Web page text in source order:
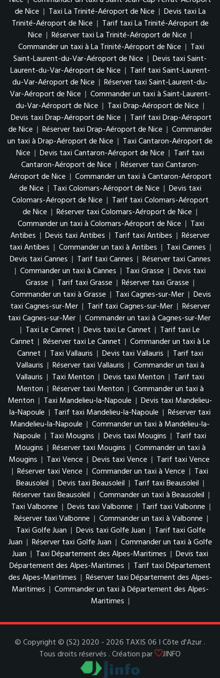
de Nice | Taxi La Trinité-Aéroport de Nice | Devis taxi La
Trinité-Aéroport de Nice | Tarif taxi La Trinité-Aéroport de
Nice | Réserver taxi La Trinité-Aéroport de Nice |
Commander un taxi à La Trinité-Aéroport de Nice | Taxi
Saint-Laurent-du-Var-Aéroport de Nice | Devis taxi Saint-
Laurent-du-Var-Aéroport de Nice | Tarif taxi Saint-Laurent-
du-Var-Aéroport de Nice | Réserver taxi Saint-Laurent-du-
Var-Aéroport de Nice | Commander un taxi à Saint-Laurent-
du-Var-Aéroport de Nice | Taxi Drap-Aéroport de Nice |
Devis taxi Drap-Aéroport de Nice | Tarif taxi Drap-Aéroport
de Nice | Réserver taxi Drap-Aéroport de Nice | Commander
un taxi à Drap-Aéroport de Nice | Taxi Cantaron-Aéroport de
Nice | Devis taxi Cantaron-Aéroport de Nice | Tarif taxi
Cantaron-Aéroport de Nice | Réserver taxi Cantaron-
Aéroport de Nice | Commander un taxi à Cantaron-Aéroport
de Nice | Taxi Colomars-Aéroport de Nice | Devis taxi
Colomars-Aéroport de Nice | Tarif taxi Colomars-Aéroport
de Nice | Réserver taxi Colomars-Aéroport de Nice |
Commander un taxi à Colomars-Aéroport de Nice | Taxi
Antibes | Devis taxi Antibes | Tarif taxi Antibes | Réserver
taxi Antibes | Commander un taxi à Antibes | Taxi Cannes |
Devis taxi Cannes | Tarif taxi Cannes | Réserver taxi Cannes
| Commander un taxi à Cannes | Taxi Grasse | Devis taxi
Grasse | Tarif taxi Grasse | Réserver taxi Grasse |
Commander un taxi à Grasse | Taxi Cagnes-sur-Mer | Devis
taxi Cagnes-sur-Mer | Tarif taxi Cagnes-sur-Mer | Réserver
taxi Cagnes-sur-Mer | Commander un taxi à Cagnes-sur-Mer
| Taxi Le Cannet | Devis taxi Le Cannet | Tarif taxi Le
Cannet | Réserver taxi Le Cannet | Commander un taxi à Le
Cannet | Taxi Vallauris | Devis taxi Vallauris | Tarif taxi
Vallauris | Réserver taxi Vallauris | Commander un taxi à
Vallauris | Taxi Menton | Devis taxi Menton | Tarif taxi
Menton | Réserver taxi Menton | Commander un taxi à
Menton | Taxi Mandelieu-la-Napoule | Devis taxi Mandelieu-
la-Napoule | Tarif taxi Mandelieu-la-Napoule | Réserver taxi
Mandelieu-la-Napoule | Commander un taxi à Mandelieu-la-
Napoule | Taxi Mougins | Devis taxi Mougins | Tarif taxi
Mougins | Réserver taxi Mougins | Commander un taxi à
Mougins | Taxi Vence | Devis taxi Vence | Tarif taxi Vence
| Réserver taxi Vence | Commander un taxi à Vence | Taxi
Beausoleil | Devis taxi Beausoleil | Tarif taxi Beausoleil |
Réserver taxi Beausoleil | Commander un taxi à Beausoleil |
Taxi Valbonne | Devis taxi Valbonne | Tarif taxi Valbonne |
Réserver taxi Valbonne | Commander un taxi à Valbonne |
Taxi Golfe Juan | Devis taxi Golfe Juan | Tarif taxi Golfe
Juan | Réserver taxi Golfe Juan | Commander un taxi à Golfe
Juan | Taxi Département des Alpes-Maritimes | Devis taxi
Département des Alpes-Maritimes | Tarif taxi Département
des Alpes-Maritimes | Réserver taxi Département des Alpes-
Maritimes | Commander un taxi à Département des Alpes-
Maritimes |
© Copyright © (S2) 2020 - 2026 TAXIS 06 I Côte d'Azur .
Tous droits réservés . Création par
JINFO